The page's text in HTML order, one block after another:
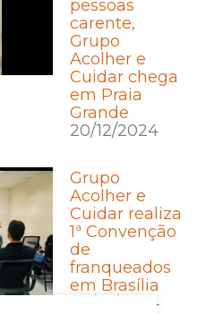
pessoas
carente,
Grupo
Acolher e
Cuidar chega
em Praia
Grande
20/12/2024
Grupo
Acolher e
Cuidar realiza
1ª Convenção
de
franqueados
em Brasília
30/10/2024